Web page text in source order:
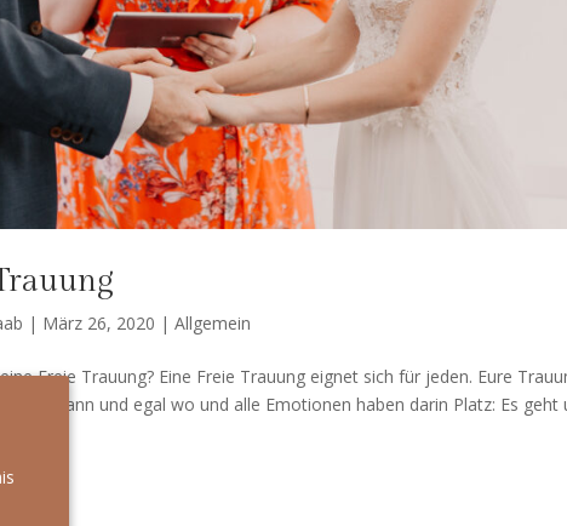
| März 26, 2020 |Allgemein
Freie Trauung? Eine Freie Trau­ung eig­net sich für jeden. Eure
egal wann und egal wo und alle Emo­tio­nen haben dar­in Platz: Es